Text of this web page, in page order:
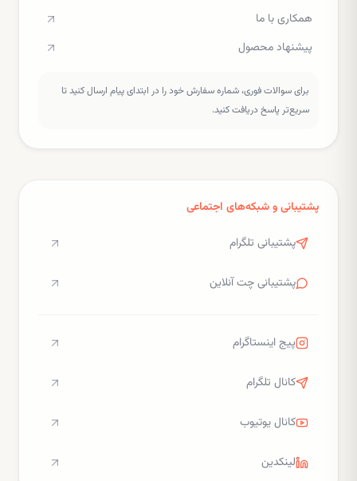
همکاری با ما
پیشنهاد محصول
برای سوالات فوری، شماره سفارش خود را در ابتدای پیام ارسال کنید تا
سریع‌تر پاسخ دریافت کنید.
پشتیبانی و شبکه‌های اجتماعی
پشتیبانی تلگرام
پشتیبانی چت آنلاین
پیج اینستاگرام
کانال تلگرام
کانال یوتیوب
لینکدین